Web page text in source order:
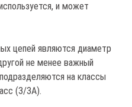
и может
цепей являются диаметр
не менее важный
на классы
(3/3А).